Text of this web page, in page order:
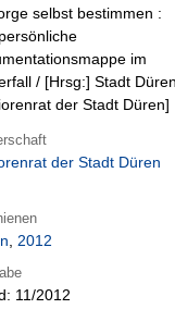
selbst bestimmen :
im
/ [Hrsg:] Stadt
der Stadt Düren]
der Stadt Düren
, 2012
11/2012